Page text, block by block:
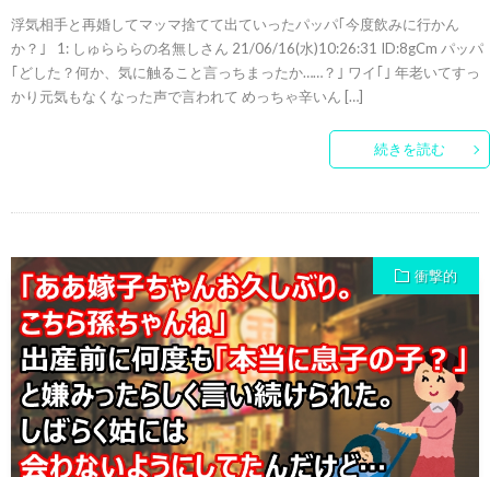
浮気相手と再婚してマッマ捨てて出ていったパッパ｢今度飲みに行かん
か？｣ 1: しゅらららの名無しさん 21/06/16(水)10:26:31 ID:8gCm パッパ
｢どした？何か、気に触ること言っちまったか……？｣ ワイ｢｣ 年老いてすっ
かり元気もなくなった声で言われて めっちゃ辛いん […]
続きを読む
衝撃的